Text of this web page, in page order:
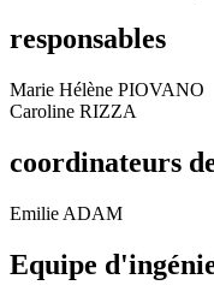
responsables
Marie Hélène PIOVANO
Caroline RIZZA
coordinateurs
Emilie ADAM
Equipe